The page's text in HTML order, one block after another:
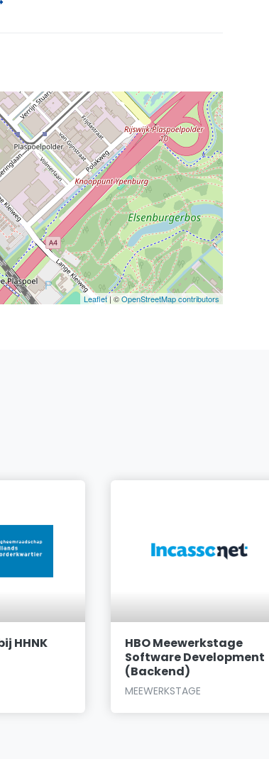
Leaflet | ©OpenStreetMap contributors
HHNK
HBO Meewerkstage
Software Development
(Backend)
MEEWERKSTAGE